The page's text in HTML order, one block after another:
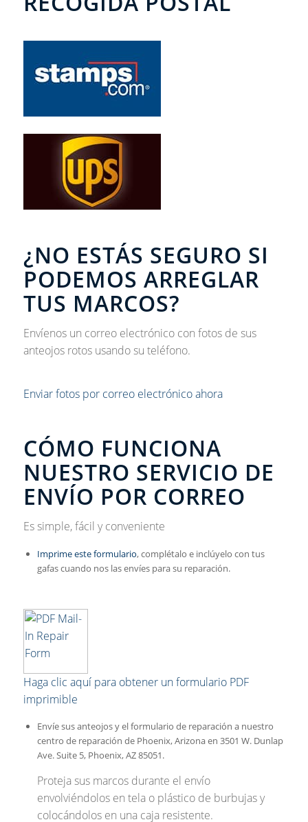
¿NO ESTÁS SEGURO SI
PODEMOS ARREGLAR
TUS MARCOS?
Envíenos un correo electrónico con fotos de sus
anteojos rotos usando su teléfono.
Enviar fotos por correo electrónico ahora
CÓMO FUNCIONA
NUESTRO SERVICIO DE
ENVÍO POR CORREO
Es simple, fácil y conveniente
Imprime este formulario, complétalo e inclúyelo con tus
gafas cuando nos las envíes para su reparación.
Haga clic aquí para obtener un formulario PDF
imprimible
Envíe sus anteojos y el formulario de reparación a nuestro
centro de reparación de Phoenix, Arizona en 3501 W. Dunlap
Ave. Suite 5, Phoenix, AZ 85051.
Proteja sus marcos durante el envío
envolviéndolos en tela o plástico de burbujas y
colocándolos en una caja resistente.